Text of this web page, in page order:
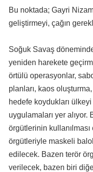
Bu noktada; Gayri
geliştirmeyi, çağın
Soğuk Savaş
yeniden harekete
örtülü operasyonlar,
planları, kaos
hedefe koydukları
uygulamaları yer
örgütlerinin
örgütleriyle maskeli
edilecek. Bazen terör
verilecek, bazen biri